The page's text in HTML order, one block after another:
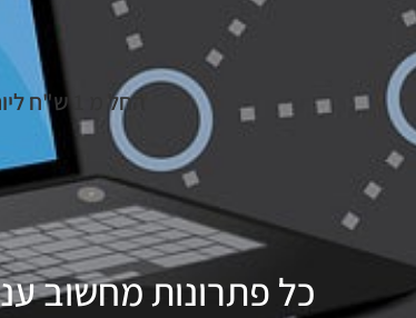
החל מ 1 ש"ח ליום
כל פתרונות מחשוב